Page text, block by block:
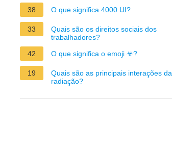
38
O que significa 4000 UI?
33
Quais são os direitos sociais dos
trabalhadores?
42
O que significa o emoji ☣?
19
Quais são as principais interações da
radiação?